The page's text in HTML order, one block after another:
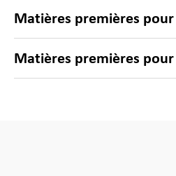
Matières premières
Matières premières